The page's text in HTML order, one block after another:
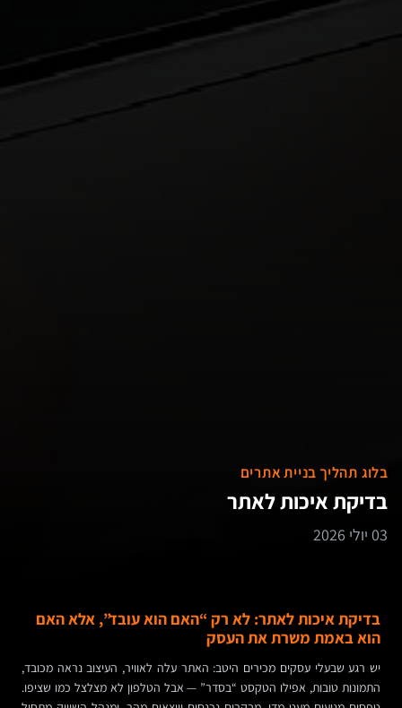
בלוג תהליך בניית אתרים
בדיקת איכות לאתר
03 יולי 2026
בדיקת איכות לאתר: לא רק “האם הוא עובד”, אלא האם
הוא באמת משרת את העסק
יש רגע שבעלי עסקים מכירים היטב: האתר עלה לאוויר, העיצוב נראה מכובד,
התמונות טובות, אפילו הטקסט “בסדר” — אבל הטלפון לא מצלצל כמו שציפו.